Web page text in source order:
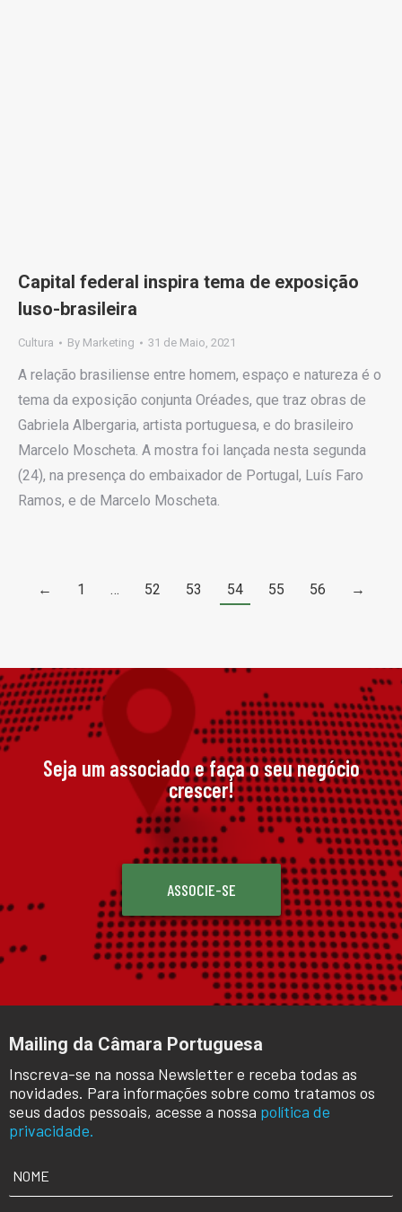
Capital federal inspira tema de exposição
luso-brasileira
Cultura By Marketing 31 de Maio, 2021
A relação brasiliense entre homem, espaço e natureza é o
tema da exposição conjunta Oréades, que traz obras de
Gabriela Albergaria, artista portuguesa, e do brasileiro
Marcelo Moscheta. A mostra foi lançada nesta segunda
(24), na presença do embaixador de Portugal, Luís Faro
Ramos, e de Marcelo Moscheta.
← 1 … 52 53 54 55 56 →
Seja um associado e faça o seu negócio
crescer!
ASSOCIE-SE
Mailing da Câmara Portuguesa
Inscreva-se na nossa Newsletter e receba todas as
novidades. Para informações sobre como tratamos os
seus dados pessoais, acesse a nossa política de
privacidade.